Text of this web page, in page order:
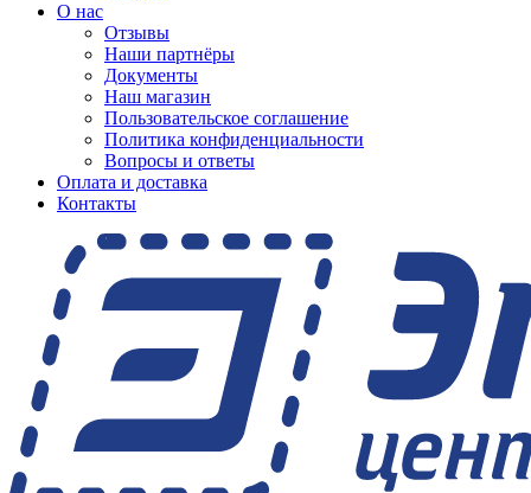
О нас
Отзывы
Наши партнёры
Документы
Наш магазин
Пользовательское соглашение
Политика конфиденциальности
Вопросы и ответы
Оплата и доставка
Контакты